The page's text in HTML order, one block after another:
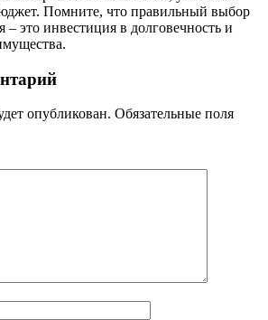
Помните, что правильный выбор
– это инвестиция в долговечность и
опубликован. Обязательные поля